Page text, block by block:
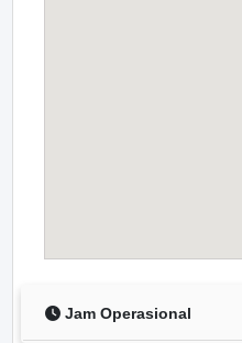
Jam Operasional